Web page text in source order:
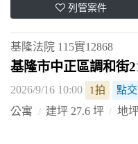
列管案件
基隆法院 115實12868
基隆市中正區調和街
2026/9/16 10:00 1拍 點交
公寓 建坪 27.6 坪 地